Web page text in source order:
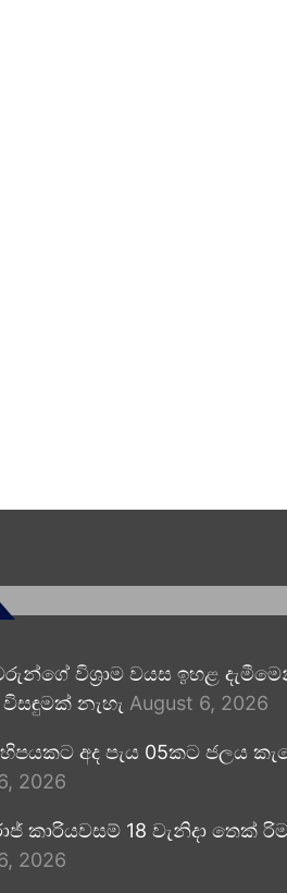
විශ්‍රාම වයස ඉහළ
විසඳුමක් නැහැ August 6, 2026
අද පැය 05කට ජලය
2026
කාරියවසම් 18 වැනිදා තෙක්
2026